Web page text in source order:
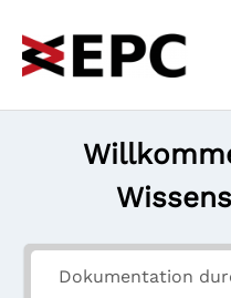
Inhalt
springen